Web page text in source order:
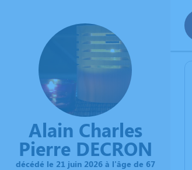
Alain Charles
Pierre DECRON
décédé le 21 juin 2026 à l'âge de 67